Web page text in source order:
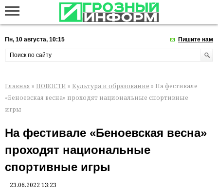
Пн, 10 августа, 10:15 Пишите нам
Главная » НОВОСТИ » Культура и образование » На фестивале
«Беноевская весна» проходят национальные спортивные
игры
На фестивале «Беноевская весна»
проходят национальные
спортивные игры
23.06.2022 13:23